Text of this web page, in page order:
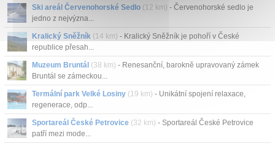
Ski areál Červenohorské Sedlo (12 km) - Červenohorské sedlo je
jedno z nejvýzna...
Kralický Sněžník (14 km) - Kralický Sněžník je pohoří v České
republice přesah...
Muzeum Bruntál (38 km) - Renesanční, barokně upravovaný zámek
Bruntál se zámeckou...
Termální park Velké Losiny (19 km) - Unikátní spojení relaxace,
regenerace, odp...
Sportareál České Petrovice (32 km) - Sportareál České Petrovice
patří mezi mode...